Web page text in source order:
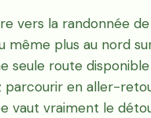
vers la randonnée de
même plus au nord
seule route
parcourir en aller-
vaut vraiment le